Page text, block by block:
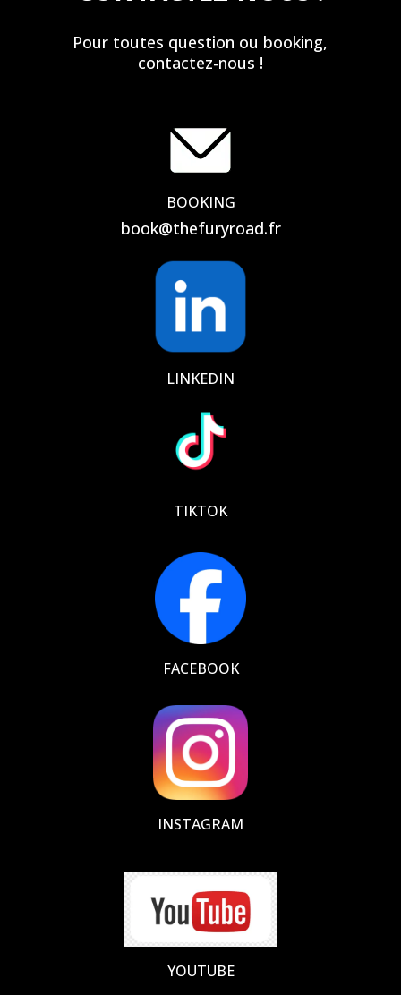
Pour toutes question ou booking,
contactez-nous !
BOOKING
book@thefuryroad.fr
LINKEDIN
TIKTOK
FACEBOOK
INSTAGRAM
YOUTUBE